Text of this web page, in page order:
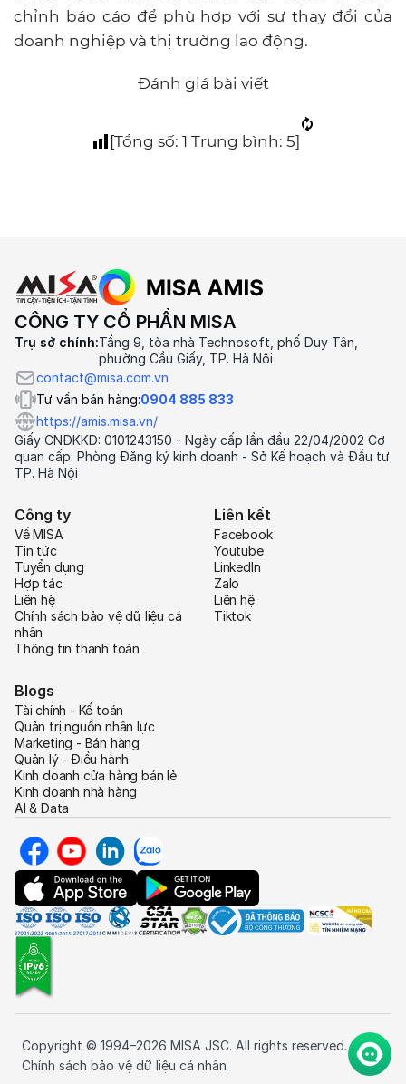
chỉnh báo cáo để phù hợp với sự thay đổi của
doanh nghiệp và thị trường lao động.
Đánh giá bài viết
[Tổng số: 1 Trung bình: 5]
CÔNG TY CỔ PHẦN MISA
Trụ sở chính:Tầng 9, tòa nhà Technosoft, phố Duy Tân,
phường Cầu Giấy, TP. Hà Nội
contact@misa.com.vn
Tư vấn bán hàng:0904 885 833
https://amis.misa.vn/
Giấy CNĐKKD: 0101243150 - Ngày cấp lần đầu 22/04/2002 Cơ
quan cấp: Phòng Đăng ký kinh doanh - Sở Kế hoạch và Đầu tư
TP. Hà Nội
Công ty
Về MISA
Tin tức
Tuyển dụng
Hợp tác
Liên hệ
Chính sách bảo vệ dữ liệu cá
nhân
Thông tin thanh toán
Liên kết
Facebook
Youtube
LinkedIn
Zalo
Liên hệ
Tiktok
Blogs
Tài chính - Kế toán
Quản trị nguồn nhân lực
Marketing - Bán hàng
Quản lý - Điều hành
Kinh doanh cửa hàng bán lẻ
Kinh doanh nhà hàng
AI & Data
Copyright © 1994–2026 MISA JSC. All rights reserved.
Chính sách bảo vệ dữ liệu cá nhân